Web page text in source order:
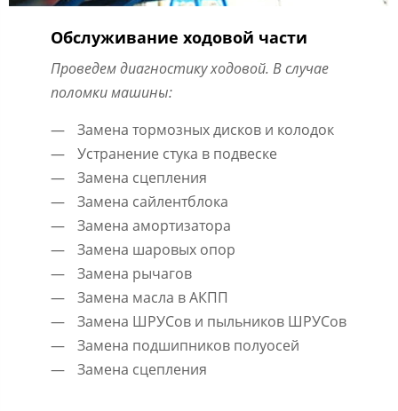
Обслуживание ходовой части
Проведем диагностику ходовой. В случае
поломки машины:
Замена тормозных дисков и колодок
Устранение стука в подвеске
Замена сцепления
Замена сайлентблока
Замена амортизатора
Замена шаровых опор
Замена рычагов
Замена масла в АКПП
Замена ШРУСов и пыльников ШРУСов
Замена подшипников полуосей
Замена сцепления